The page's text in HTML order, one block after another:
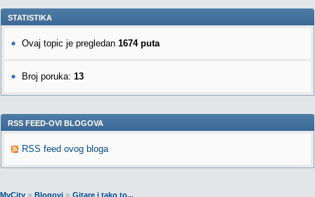
STATISTIKA
Ovaj topic je pregledan 1674 puta
Broj poruka: 13
RSS FEED-OVI BLOGOVA
RSS feed ovog bloga
MyCity » Blogovi » Gitare i tako to...